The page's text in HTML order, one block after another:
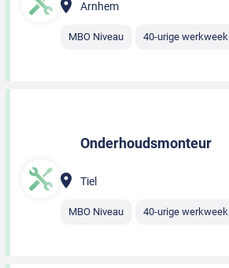
Arnhem
MBO Niveau 40-urige werkweek
Onderhoudsmonteur
Tiel
MBO Niveau 40-urige werkweek